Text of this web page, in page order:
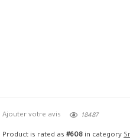
Ajouter votre avis 18487
Product is rated as#608 in category